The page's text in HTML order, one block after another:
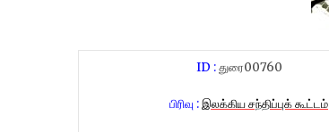
ID :துரை00760
பிரிவு :இலக்கிய சந்திப்புக் கூட்டம்